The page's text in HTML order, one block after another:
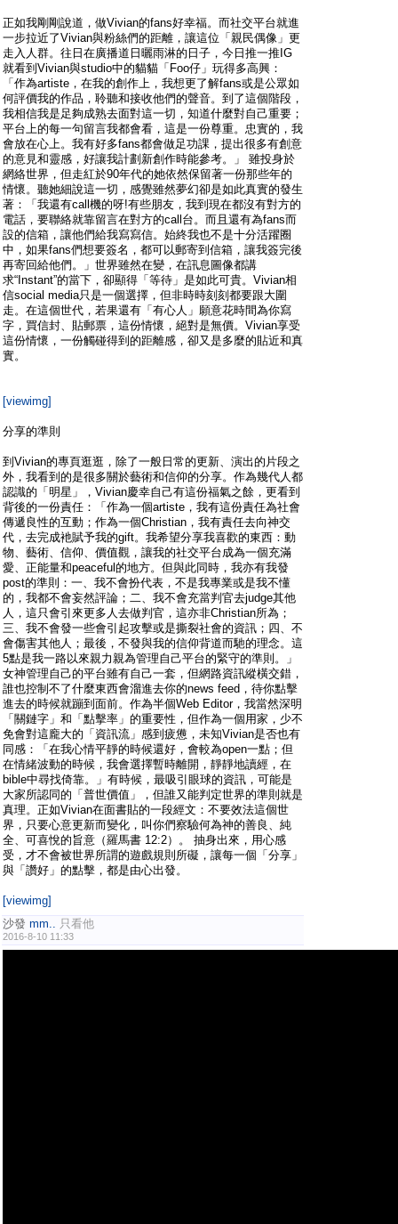
正如我剛剛說道，做Vivian的fans好幸福。而社交平台就進
一步拉近了Vivian與粉絲們的距離，讓這位「親民偶像」更
走入人群。往日在廣播道日曬雨淋的日子，今日推一推IG
就看到Vivian與studio中的貓貓「Foo仔」玩得多高興：
「作為artiste，在我的創作上，我想更了解fans或是公眾如
何評價我的作品，聆聽和接收他們的聲音。到了這個階段，
我相信我是足夠成熟去面對這一切，知道什麼對自己重要；
平台上的每一句留言我都會看，這是一份尊重。忠實的，我
會放在心上。我有好多fans都會做足功課，提出很多有創意
的意見和靈感，好讓我計劃新創作時能參考。」 雖投身於
網絡世界，但走紅於90年代的她依然保留著一份那些年的
情懷。聽她細說這一切，感覺雖然夢幻卻是如此真實的發生
著：「我還有call機的呀!有些朋友，我到現在都沒有對方的
電話，要聯絡就靠留言在對方的call台。而且還有為fans而
設的信箱，讓他們給我寫寫信。始終我也不是十分活躍圈
中，如果fans們想要簽名，都可以郵寄到信箱，讓我簽完後
再寄回給他們。」世界雖然在變，在訊息圖像都講
求“Instant”的當下，卻顯得「等待」是如此可貴。Vivian相
信social media只是一個選擇，但非時時刻刻都要跟大圍
走。在這個世代，若果還有「有心人」願意花時間為你寫
字，買信封、貼郵票，這份情懷，絕對是無價。Vivian享受
這份情懷，一份觸碰得到的距離感，卻又是多麼的貼近和真
實。
[viewimg]
分享的準則
到Vivian的專頁逛逛，除了一般日常的更新、演出的片段之
外，我看到的是很多關於藝術和信仰的分享。作為幾代人都
認識的「明星」，Vivian慶幸自己有這份福氣之餘，更看到
背後的一份責任：「作為一個artiste，我有這份責任為社會
傳遞良性的互動；作為一個Christian，我有責任去向神交
代，去完成衪賦予我的gift。我希望分享我喜歡的東西：動
物、藝術、信仰、價值觀，讓我的社交平台成為一個充滿
愛、正能量和peaceful的地方。但與此同時，我亦有我發
post的準則：一、我不會扮代表，不是我專業或是我不懂
的，我都不會妄然評論；二、我不會充當判官去judge其他
人，這只會引來更多人去做判官，這亦非Christian所為；
三、我不會發一些會引起攻擊或是撕裂社會的資訊；四、不
會傷害其他人；最後，不發與我的信仰背道而馳的理念。這
5點是我一路以來親力親為管理自己平台的緊守的準則。」
女神管理自己的平台雖有自己一套，但網路資訊縱橫交錯，
誰也控制不了什麼東西會溜進去你的news feed，待你點擊
進去的時候就蹦到面前。作為半個Web Editor，我當然深明
「關鏈字」和「點擊率」的重要性，但作為一個用家，少不
免會對這龐大的「資訊流」感到疲憊，未知Vivian是否也有
同感：「在我心情平靜的時候還好，會較為open一點；但
在情緒波動的時候，我會選擇暫時離開，靜靜地讀經，在
bible中尋找倚靠。」有時候，最吸引眼球的資訊，可能是
大家所認同的「普世價值」，但誰又能判定世界的準則就是
真理。正如Vivian在面書貼的一段經文：不要效法這個世
界，只要心意更新而變化，叫你們察驗何為神的善良、純
全、可喜悅的旨意（羅馬書 12:2）。 抽身出來，用心感
受，才不會被世界所謂的遊戲規則所礙，讓每一個「分享」
與「讚好」的點擊，都是由心出發。
[viewimg]
沙發 mm.. 只看他
2016-8-10 11:33